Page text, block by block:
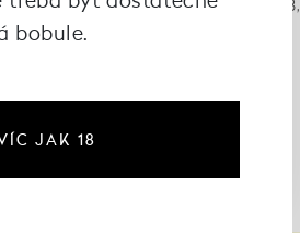
Sekt Riesling Braun 2023,
bobule.
JAK 18